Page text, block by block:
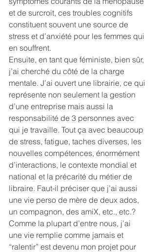
et de surcroit, ces troubles cognitifs
constituent souvent une source de
stress et d’anxiété pour les femmes qui
en souffrent.
Ensuite, en tant que féministe, bien sûr,
j’ai cherché du côté de la charge
mentale. J’ai ouvert une librairie, ce qui
représente non seulement la gestion
d’une entreprise mais aussi la
responsabilité de 3 personnes avec
qui je travaille. Tout ça avec beaucoup
de stress, fatigue, taches diverses, les
nouvelles compétences, énormément
d’interactions, le contexte mondial et
national et la précarité du métier de
libraire. Faut-il préciser que j’ai aussi
une vie perso de mère de deux ados,
un compagnon, des amiX, etc., etc.?
Comme la plupart d’entre nous, j’ai
une vie remplie comme jamais et
“ralentir” est devenu mon projet pour